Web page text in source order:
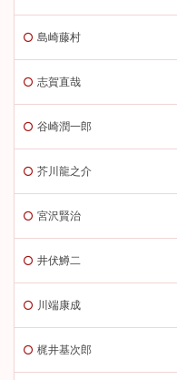
島崎藤村
志賀直哉
谷崎潤一郎
芥川龍之介
宮沢賢治
井伏鱒二
川端康成
梶井基次郎